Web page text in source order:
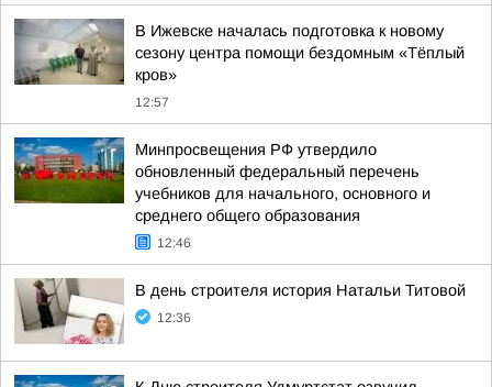
В Ижевске началась подготовка к новому
сезону центра помощи бездомным «Тёплый
кров»
12:57
Минпросвещения РФ утвердило
обновленный федеральный перечень
учебников для начального, основного и
среднего общего образования
12:46
В день строителя история Натальи Титовой
12:36